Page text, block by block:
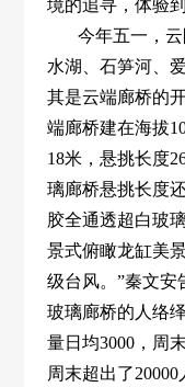
境的追寻，体验
今年五一，
水湖、石笋河、
其是云端廊桥的
端廊桥建在海拔
18米，悬挑长度
璃廊桥悬挑长度
胶全通透超白玻
景式俯瞰龙缸美
级台风。”秦文安
玻璃廊桥的人络
量日均3000，周
周末超出了20000